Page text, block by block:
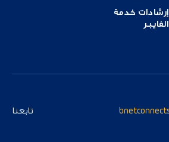
إرشادات خدمة
الفايبر
تابعنا